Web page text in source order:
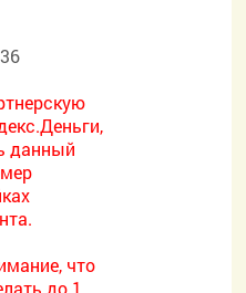
данный
что
до 1